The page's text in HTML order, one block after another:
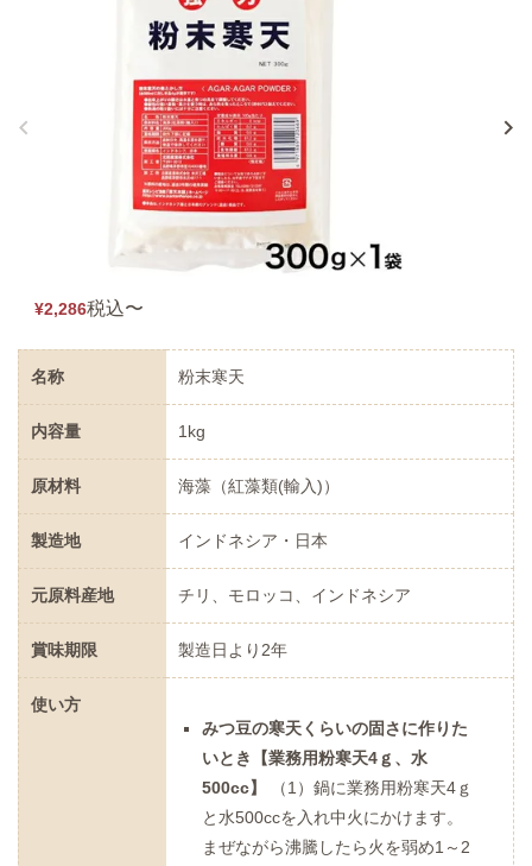
¥2,286税込〜
名称 粉末寒天
内容量 1kg
原材料 海藻（紅藻類(輸入)）
製造地 インドネシア・日本
元原料産地 チリ、モロッコ、インドネシア
賞味期限 製造日より2年
使い方
みつ豆の寒天くらいの固さに作りた
いとき【業務用粉寒天4ｇ、水
500cc】
（1）鍋に業務用粉寒天4ｇ
と水500ccを入れ中火にかけます。
まぜながら沸騰したら火を弱め1～2